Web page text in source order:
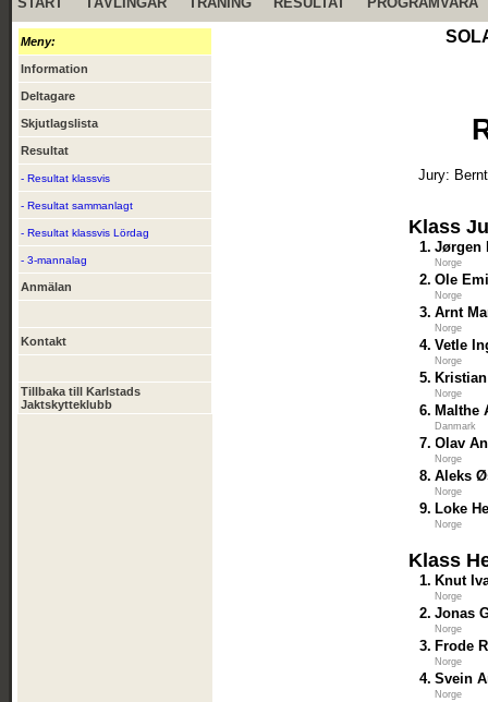
Meny:
Information
Deltagare
Skjutlagslista
Resultat
- Resultat klassvis
- Resultat sammanlagt
- Resultat klassvis Lördag
- 3-mannalag
Anmälan
Kontakt
Tillbaka till Karlstads
Jaktskytteklubb
Jury:
Klass
1. Jørgen
Norge
2. Ole
Norge
3. Arnt
Norge
4. Vetle
Norge
5.
Norge
6. Malthe
Danmark
7. Olav
Norge
8. Aleks
Norge
9. Loke
Norge
Klass
1. Knut
Norge
2. Jonas
Norge
3. Frode
Norge
4. Svein
Norge